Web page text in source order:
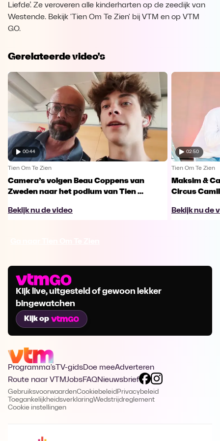
Liefde’. Ze veroveren alle kinderharten op de zeedijk van
Westende. Bekijk 'Tien Om Te Zien' bij VTM en op VTM
GO.
Gerelateerde video's
00:44
Tien Om Te Zien
Camera’s volgen Beau Coppens van
Zweden naar het podium van Tien ...
Bekijk nu de video
02:50
Tien Om Te Zien
Maksim &
Circus
Bekijk nu de
Kijk live, uitgesteld of gewoon lekker
bingewatchen
Kijk op
Programma's TV-gidsDoe meeAdverteren
Route naar VTMJobsFAQNieuwsbrief
GebruiksvoorwaardenCookiebeleid Privacybeleid
ToegankelijkheidsverklaringWedstrijdreglement
Cookie instellingen